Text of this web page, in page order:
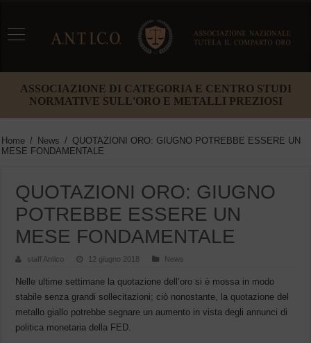
ASSOCIAZIONE DI CATEGORIA E CENTRO STUDI
NORMATIVE SULL'ORO E METALLI PREZIOSI
Home / News / QUOTAZIONI ORO: GIUGNO POTREBBE ESSERE UN
MESE FONDAMENTALE
QUOTAZIONI ORO: GIUGNO
POTREBBE ESSERE UN
MESE FONDAMENTALE
staff Antico 12 giugno 2018 News
Nelle ultime settimane la quotazione dell’oro si è mossa in modo
stabile senza grandi sollecitazioni; ciò nonostante, la quotazione del
metallo giallo potrebbe segnare un aumento in vista degli annunci di
politica monetaria della FED.